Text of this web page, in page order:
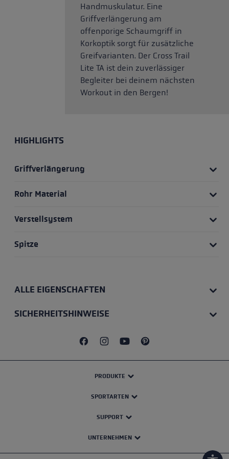
Handmuskulatur. Eine
Griffverlängerung am
offenporige Schaumgriff in
Korkoptik sorgt für zusätzliche
Greifvarianten. Der Cross Trail
Lite TA ist dein zuverlässiger
Begleiter bei deinem nächsten
Workout in den Bergen!
HIGHLIGHTS
Griffverlängerung
Rohr Material
Verstellsystem
Spitze
ALLE EIGENSCHAFTEN
SICHERHEITSHINWEISE
PRODUKTE
SPORTARTEN
SUPPORT
UNTERNEHMEN